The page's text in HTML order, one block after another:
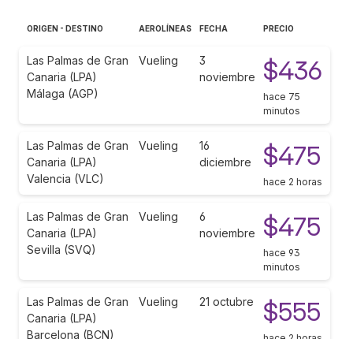
ORIGEN - DESTINO AEROLÍNEAS FECHA PRECIO
Las Palmas de Gran
Canaria (LPA)
Málaga (AGP)
Vueling
3
noviembre
$436
hace 75
minutos
Las Palmas de Gran
Canaria (LPA)
Valencia (VLC)
Vueling
16
diciembre
$475
hace 2 horas
Las Palmas de Gran
Canaria (LPA)
Sevilla (SVQ)
Vueling
6
noviembre
$475
hace 93
minutos
Las Palmas de Gran
Canaria (LPA)
Barcelona (BCN)
Vueling 21 octubre $555